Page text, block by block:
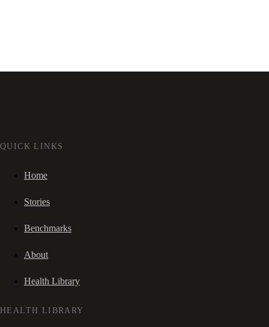
QUICK LINKS
Home
Stories
Benchmarks
About
Health Library
HEALTH LIBRARY